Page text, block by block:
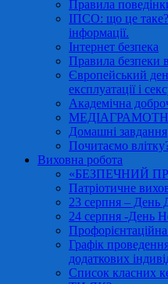
Правила
ІПСО: що це
інформації.
Інтернет безпека
Правила безпеки в
Європейський
експлуатації і
Академічна
Домашні завдання
Почитаємо
Виховна робота
«БЕЗПЕЧНИЙ
Патріотичне
23 серпня – День
24 серпня -День
Графік
додаткових
Список класних